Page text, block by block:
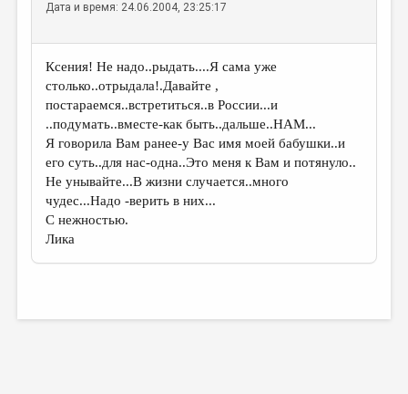
Дата и время: 24.06.2004, 23:25:17
Ксения! Не надо..рыдать....Я сама уже
столько..отрыдала!.Давайте ,
постараемся..встретиться..в России...и
..подумать..вместе-как быть..дальше..НАМ...
Я говорила Вам ранее-у Вас имя моей бабушки..и
его суть..для нас-одна..Это меня к Вам и потянуло..
Не унывайте...В жизни случается..много
чудес...Надо -верить в них...
С нежностью.
Лика